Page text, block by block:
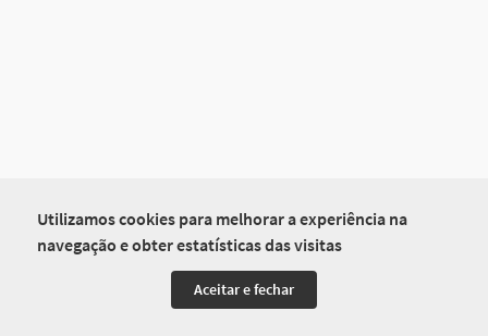
Utilizamos cookies para melhorar a experiência na
navegação e obter estatísticas das visitas
Aceitar e fechar